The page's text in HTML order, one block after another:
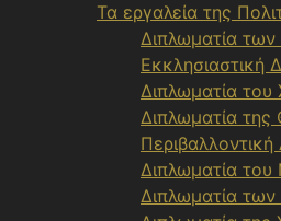
Τα εργαλεία της
Διπλωματία των
Εκκλησιαστική
Διπλωματία
Διπλωματία
Περιβαλλοντική
Διπλωματία
Διπλωματία